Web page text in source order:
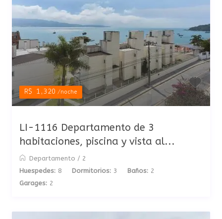
R$ 1,320/noche
LI-1116 Departamento de 3
habitaciones, piscina y vista al...
Departamento / 2
Huespedes: 8 Dormitorios: 3 Baños: 2
Garages: 2